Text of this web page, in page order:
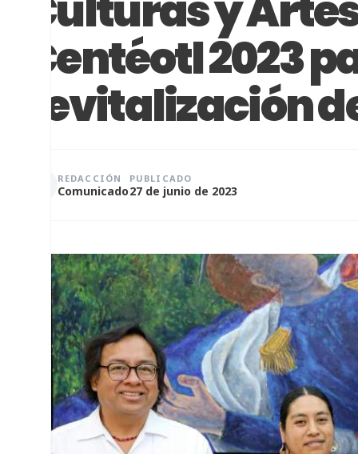
Centéotl 2023
revitalización
REDACCIÓN
Comunicado
PUBLICADO
27 de junio de 2023